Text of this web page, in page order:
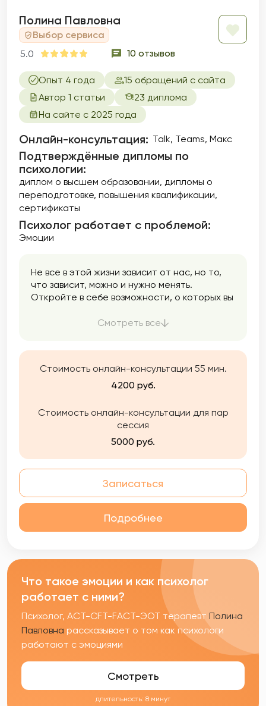
внимание на сексуальной идентичности,
удовлетворенности и интимности в
отношениях. Темы сексуальных дисфункций
и здоровья являются важной частью моей
безопасное пространство для обсуждения
даже самых тонких вопросов. Помогаю
улучшить качество своей интимной жизни и
расширить свои сексуальные горизонты.
Полина Павловна
Выбор сервиса
5.0
10 отзывов
Опыт 4 года
15 обращений с сайта
Автор 1 статьи
23 диплома
На сайте с 2025 года
Онлайн-консультация: Talk, Teams, Макс
Подтверждённые дипломы по
психологии:
диплом о высшем образовании дипломы о
переподготовке повышения квалификации
сертификаты
Психолог работает с проблемой:
Эмоции
Не все в этой жизни зависит от нас, но то,
что зависит, можно и нужно менять.
Откройте в себе возможности, о которых вы
Смотреть все
Стоимость онлайн-консультации 55 мин.
4200 руб.
Стоимость онлайн-консультации для пар
сессия
5000 руб.
Записаться
Подробнее
Что такое эмоции и как психолог
работает с ними?
Психолог, АСТ-CFT-FACT-ЭОТ терапевт Полина
Павловна рассказывает о том как психологи
работают с эмоциями
Смотреть
длительность: 8 минут